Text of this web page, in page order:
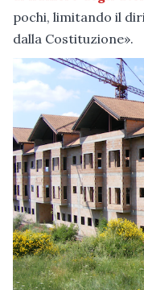
pochi, limitando il
dalla Costituzione».